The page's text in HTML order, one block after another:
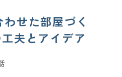
せた部屋づく
夫とアイデア